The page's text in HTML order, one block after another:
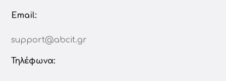
Email:
support@abcit.gr
Τηλέφωνα: